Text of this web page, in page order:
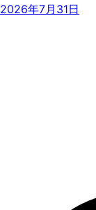
2026年7月31日